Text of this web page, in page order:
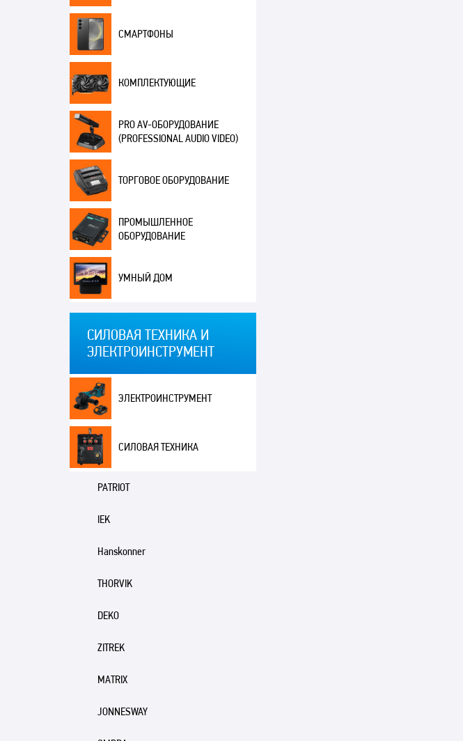
СМАРТФОНЫ
КОМПЛЕКТУЮЩИЕ
PRO AV-ОБОРУДОВАНИЕ
(PROFESSIONAL AUDIO VIDEO)
ТОРГОВОЕ ОБОРУДОВАНИЕ
ПРОМЫШЛЕННОЕ
ОБОРУДОВАНИЕ
УМНЫЙ ДОМ
СИЛОВАЯ ТЕХНИКА И
ЭЛЕКТРОИНСТРУМЕНТ
ЭЛЕКТРОИНСТРУМЕНТ
СИЛОВАЯ ТЕХНИКА
PATRIOT
IEK
Hanskonner
THORVIK
DEKO
ZITREK
MATRIX
JONNESWAY